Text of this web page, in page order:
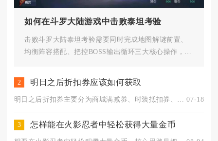
如何在斗罗大陆游戏中击败泰坦考验
击败斗罗大陆泰坦考验需要同时完成地图解谜前置、
均衡阵容搭配、把控BOSS输出循环三大核心操作，集
2 明日之后折扣券应该如何获取
07-18
3 怎样能在火影忍者中轻松获得大量金币